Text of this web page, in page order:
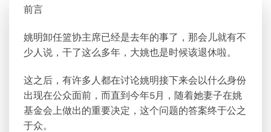
前言
姚明卸任篮协主席已经是去年的事了，那会儿就有不
少人说，干了这么多年，大姚也是时候该退休啦。
这之后，有许多人都在讨论姚明接下来会以什么身份
出现在公众面前，而直到今年5月，随着她妻子在姚
基金会上做出的重要决定，这个问题的答案终于公之
于众。